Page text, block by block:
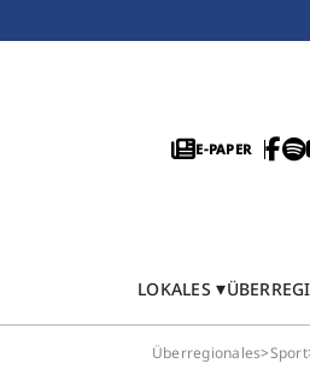
E-PAPER
LOKALES
Überregionales>Sport